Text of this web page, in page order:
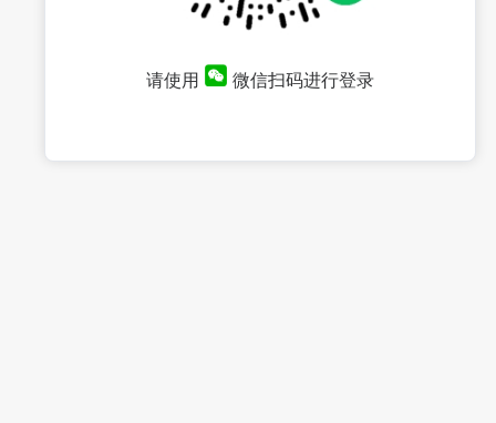
请使用 微信扫码进行登录